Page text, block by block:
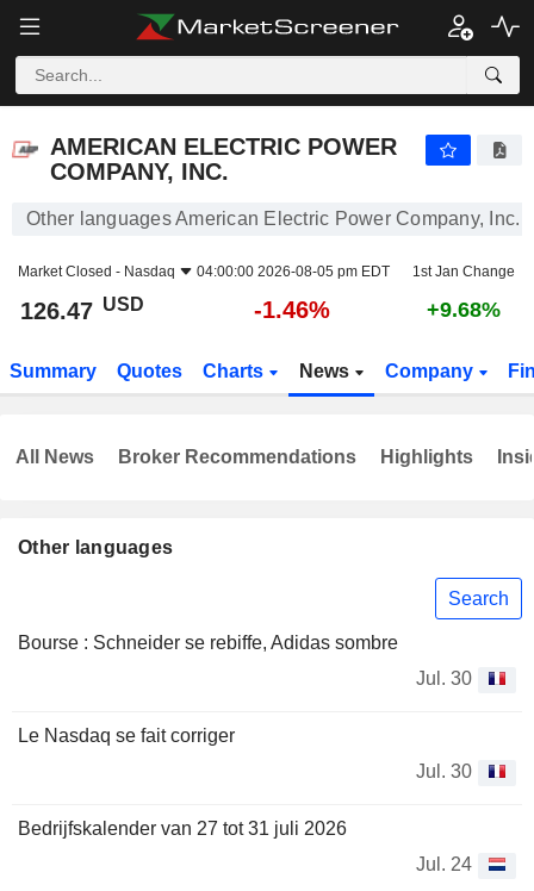
AMERICAN ELECTRIC POWER
COMPANY, INC.
Other languages American Electric Power Company, Inc.
Market Closed - Nasdaq 04:00:00 2026-08-05 pm EDT 1st Jan Change
126.47 USD -1.46% +9.68%
Summary Quotes Charts News Company
Other languages
Search
Bourse : Schneider se rebiffe, Adidas sombre
Jul. 30
Le Nasdaq se fait corriger
Jul. 30
Bedrijfskalender van 27 tot 31 juli 2026
Jul. 24
All News Broker Recommendations Highlights